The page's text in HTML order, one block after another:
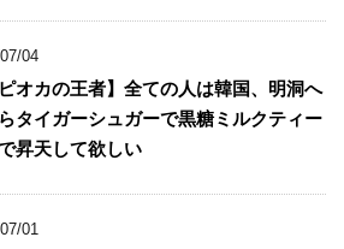
04
ピオカの王者】全ての人は韓国、明洞へ
タイガーシュガーで黒糖ミルクティー
昇天して欲しい
01